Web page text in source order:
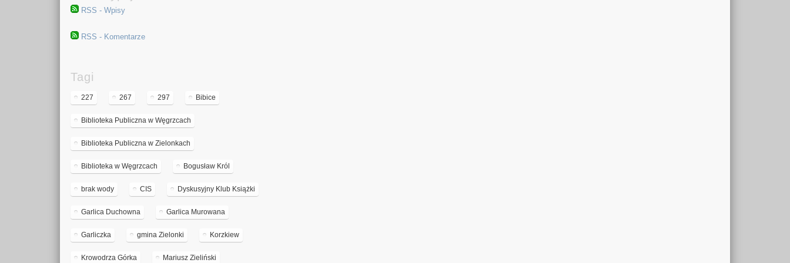
RSS - Wpisy
RSS - Komentarze
Tagi
227 267 297 Bibice
Biblioteka Publiczna w Węgrzcach
Biblioteka Publiczna w Zielonkach
Biblioteka w Węgrzcach Bogusław Król
brak wody CIS Dyskusyjny Klub Książki
Garlica Duchowna Garlica Murowana
Garliczka gmina Zielonki Korzkiew
Krowodrza Górka Mariusz Zieliński